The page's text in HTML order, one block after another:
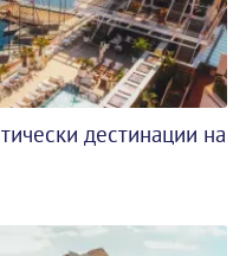
дестинации на